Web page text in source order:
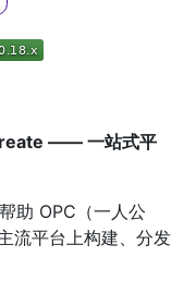
—— 一站式平
助 OPC（一人公
流平台上构建、分发